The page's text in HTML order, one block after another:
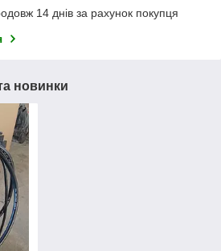
14 днів за рахунок покупця
новинки